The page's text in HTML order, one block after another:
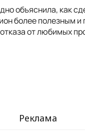
объяснила, как
более полезным и
от любимых
Реклама